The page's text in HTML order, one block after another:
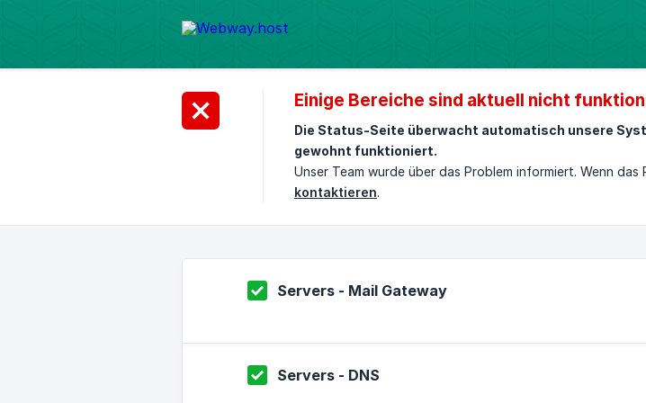
Einige Bereiche sind aktuell nicht
Die Status-Seite überwacht automatisch unsere
gewohnt funktioniert.
Unser Team wurde über das Problem informiert. Wenn
kontaktieren.
Servers - Mail Gateway
Servers - DNS